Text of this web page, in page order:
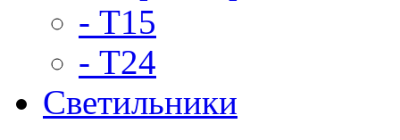
- Т15
- Т24
Светильники